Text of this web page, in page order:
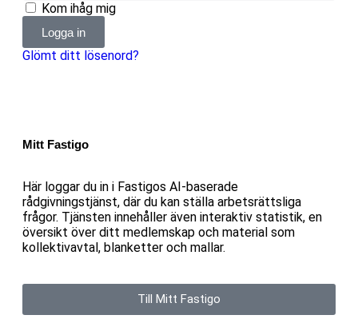
Kom ihåg mig
Logga in
Glömt ditt lösenord?
Mitt Fastigo
Här loggar du in i Fastigos AI-baserade
rådgivningstjänst, där du kan ställa arbetsrättsliga
frågor. Tjänsten innehåller även interaktiv statistik, en
översikt över ditt medlemskap och material som
kollektivavtal, blanketter och mallar.
Till Mitt Fastigo